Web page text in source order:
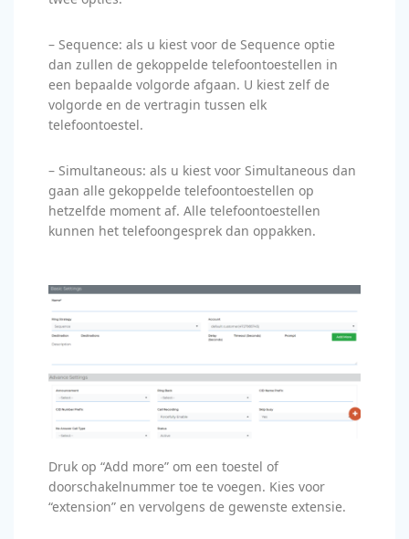
– Sequence: als u kiest voor de Sequence optie
dan zullen de gekoppelde telefoontoestellen in
een bepaalde volgorde afgaan. U kiest zelf de
volgorde en de vertragin tussen elk
telefoontoestel.
– Simultaneous: als u kiest voor Simultaneous dan
gaan alle gekoppelde telefoontoestellen op
hetzelfde moment af. Alle telefoontoestellen
kunnen het telefoongesprek dan oppakken.
Druk op “Add more” om een toestel of
doorschakelnummer toe te voegen. Kies voor
“extension” en vervolgens de gewenste extensie.